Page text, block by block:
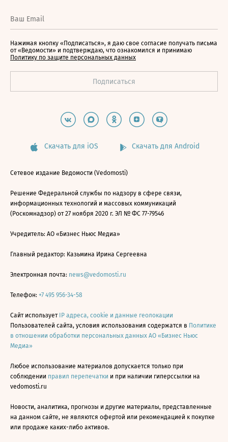
Нажимая кнопку «Подписаться», я даю свое согласие получать письма
от «Ведомости» и подтверждаю, что ознакомился и принимаю
Политику по защите персональных данных
Скачать для iOS Скачать для Android
Сетевое издание Ведомости (Vedomosti)
Решение Федеральной службы по надзору в сфере связи,
информационных технологий и массовых коммуникаций
(Роскомнадзор) от 27 ноября 2020 г. ЭЛ № ФС 77-79546
Учредитель: АО «Бизнес Ньюс Медиа»
Главный редактор: Казьмина Ирина Сергеевна
Электронная почта: news@vedomosti.ru
Телефон: +7 495 956-34-58
Сайт использует IP адреса, cookie и данные геолокации
Пользователей сайта, условия использования содержатся в Политике
в отношении обработки персональных данных АО «Бизнес Ньюс
Медиа»
Любое использование материалов допускается только при
соблюдении правил перепечатки и при наличии гиперссылки на
vedomosti.ru
Новости, аналитика, прогнозы и другие материалы, представленные
на данном сайте, не являются офертой или рекомендацией к покупке
или продаже каких-либо активов.